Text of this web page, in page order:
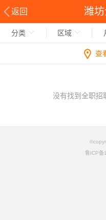
返回 潍
分类 区域
查
没有找到全职招
鲁ICP备